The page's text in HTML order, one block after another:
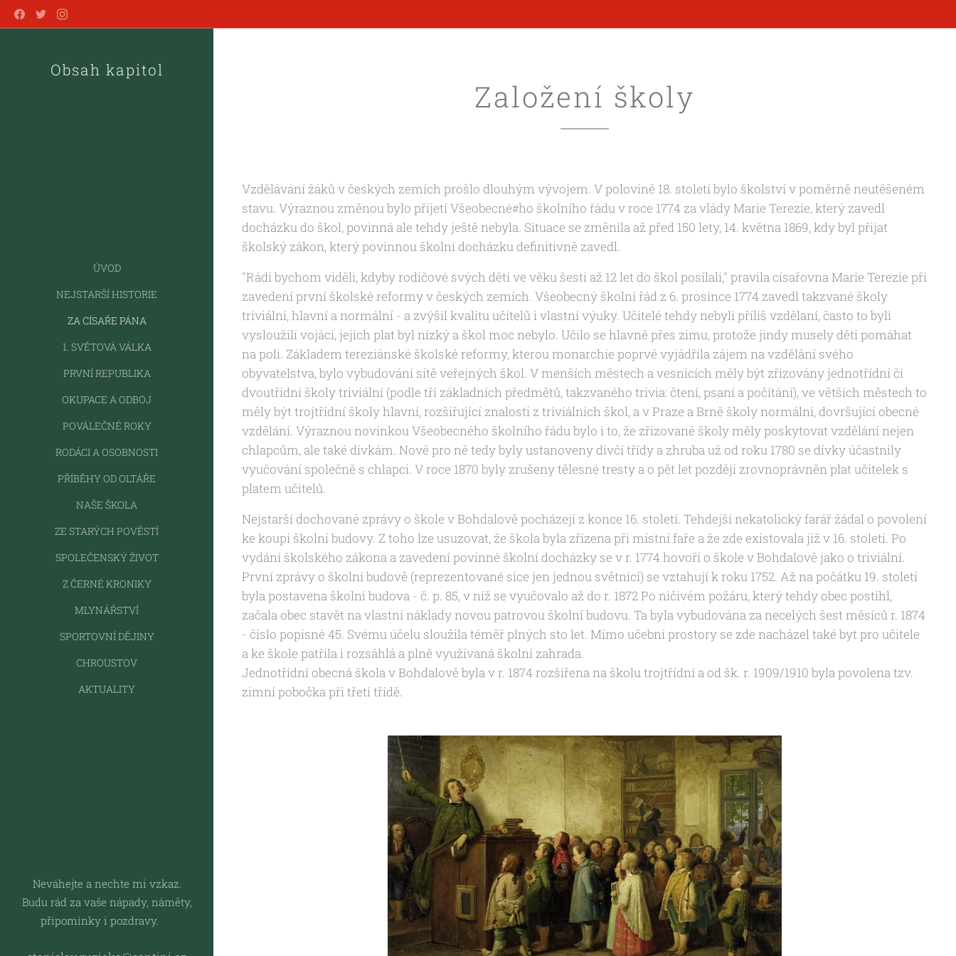
Obsah kapitol
ÚVOD
NEJSTARŠÍ HISTORIE
ZA CÍSAŘE PÁNA
1. SVĚTOVÁ VÁLKA
PRVNÍ REPUBLIKA
OKUPACE A ODBOJ
POVÁLEČNÉ ROKY
RODÁCI A OSOBNOSTI
PŘÍBĚHY OD OLTÁŘE
NAŠE ŠKOLA
ZE STARÝCH POVĚSTÍ
SPOLEČENSKÝ ŽIVOT
Z ČERNÉ KRONIKY
MLYNÁŘSTVÍ
SPORTOVNÍ DĚJINY
CHROUSTOV
AKTUALITY
Založení školy
Vzdělávání žáků v českých zemích prošlo dlouhým vývojem. V polovině 18. století bylo školství v poměrně neutěšeném
stavu. Výraznou změnou bylo přijetí Všeobecné#ho školního řádu v roce 1774 za vlády Marie Terezie, který zavedl
docházku do škol, povinná ale tehdy ještě nebyla. Situace se změnila až před 150 lety, 14. května 1869, kdy byl přijat
školský zákon, který povinnou školní docházku definitivně zavedl.
"Rádi bychom viděli, kdyby rodičové svých dětí ve věku šesti až 12 let do škol posílali," pravila císařovna Marie Terezie při
zavedení první školské reformy v českých zemích. Všeobecný školní řád z 6. prosince 1774 zavedl takzvané školy
triviální, hlavní a normální - a zvýšil kvalitu učitelů i vlastní výuky. Učitelé tehdy nebyli příliš vzdělaní, často to byli
vysloužilí vojáci, jejich plat byl nízký a škol moc nebylo. Učilo se hlavně přes zimu, protože jindy musely děti pomáhat
na poli. Základem tereziánské školské reformy, kterou monarchie poprvé vyjádřila zájem na vzdělání svého
obyvatelstva, bylo vybudování sítě veřejných škol. V menších městech a vesnicích měly být zřizovány jednotřídní či
dvoutřídní školy triviální (podle tří základních předmětů, takzvaného trivia: čtení, psaní a počítání), ve větších městech to
měly být trojtřídní školy hlavní, rozšiřující znalosti z triviálních škol, a v Praze a Brně školy normální, dovršující obecné
vzdělání. Výraznou novinkou Všeobecného školního řádu bylo i to, že zřizované školy měly poskytovat vzdělání nejen
chlapcům, ale také dívkám. Nově pro ně tedy byly ustanoveny dívčí třídy a zhruba už od roku 1780 se dívky účastnily
vyučování společně s chlapci. V roce 1870 byly zrušeny tělesné tresty a o pět let později zrovnoprávněn plat učitelek s
platem učitelů.
Nejstarší dochované zprávy o škole v Bohdalově pocházejí z konce 16. století. Tehdejší nekatolický farář žádal o povolení
ke koupi školní budovy. Z toho lze usuzovat, že škola byla zřízena při místní faře a že zde existovala již v 16. století. Po
vydání školského zákona a zavedení povinné školní docházky se v r. 1774 hovoří o škole v Bohdalově jako o triviální.
První zprávy o školní budově (reprezentované sice jen jednou světnicí) se vztahují k roku 1752. Až na počátku 19. století
byla postavena školní budova - č. p. 85, v níž se vyučovalo až do r. 1872 Po ničivém požáru, který tehdy obec postihl,
začala obec stavět na vlastní náklady novou patrovou školní budovu. Ta byla vybudována za necelých šest měsíců r. 1874
- číslo popisné 45. Svému účelu sloužila téměř plných sto let. Mimo učební prostory se zde nacházel také byt pro učitele
a ke škole patřila i rozsáhlá a plně využívaná školní zahrada.
Jednotřídní obecná škola v Bohdalově byla v r. 1874 rozšířena na školu trojtřídní a od šk. r. 1909/1910 byla povolena tzv.
zimní pobočka při třetí třídě.
Neváhejte a nechte mi vzkaz.
Budu rád za vaše nápady, náměty,
připomínky i pozdravy.